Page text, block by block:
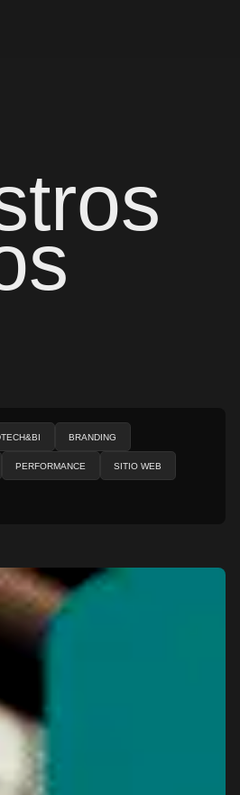
BRANDING
PERFORMANCE SITIO WEB